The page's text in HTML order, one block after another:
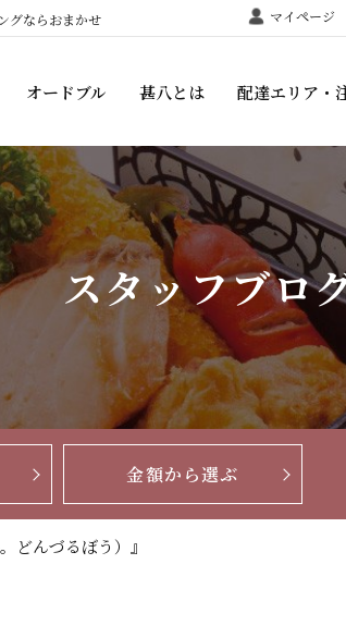
グならおまかせ マイページ
オードブル 甚八とは 配達エリア・
スタッフブロ
金額から選ぶ
どんづるぼう）』